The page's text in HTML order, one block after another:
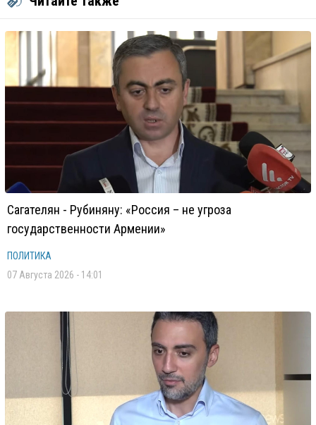
Сагателян - Рубиняну: «Россия – не угроза
государственности Армении»
ПОЛИТИКА
07 Августа 2026 - 14:01